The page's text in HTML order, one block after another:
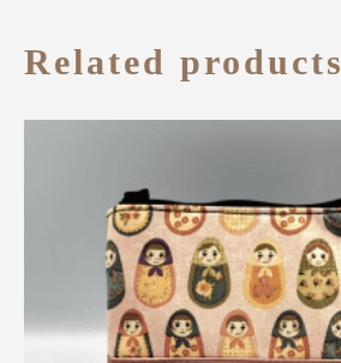
Related products